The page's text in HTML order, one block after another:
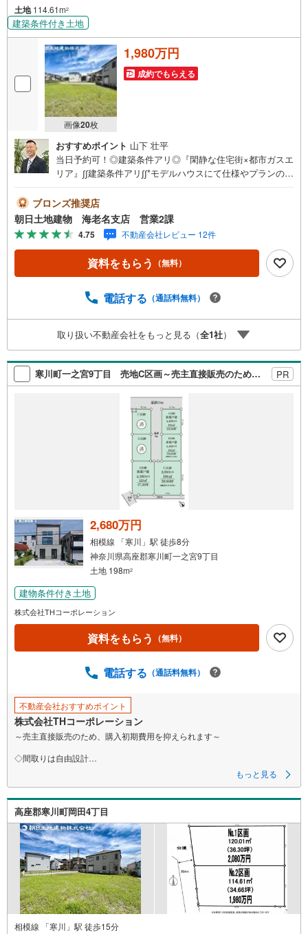
土地114.61m2
建築条件付き土地
画像20枚
1,980万円
成約でもらえる
おすすめポイント 山下 壮平
当日予約可！◎建築条件アリ◎『閑静な住宅街×都市ガスエ
リア』∫∫建築条件アリ∫∫*モデルハウスにて仕様やプランのお
路は車通りも少なく、生活環境良好な現地です*∫∫都市ガス
エリア∫∫*日々のランニングコストを抑えられる、人気の都
市ガスエリアです*【*地域密着を合言葉に1985年創業*】私
共、朝日土地建物グループは東京都・神奈川県・埼玉県で1
3店舗展開しております！ご相談は朝日土地建物（株）海老
名支店営業2課まで！
ブロンズ推奨店
朝日土地建物 海老名支店 営業2課
4.75 不動産会社レビュー 12件
資料をもらう （無料）
電話する （通話料無料）
取り扱い不動産会社をもっと見る（全1社）
寒川町一之宮9丁目 売地C区画～売主直接販売のため、購入初期費用を抑えられます～ PR
2,680万円
相模線 「寒川」駅 徒歩8分
神奈川県高座郡寒川町一之宮9丁目
土地 198m2
建物条件付き土地
株式会社THコーポレーション
資料をもらう （無料）
電話する （通話料無料）
不動産会社おすすめポイント
株式会社THコーポレーション
～売主直接販売のため、購入初期費用を抑えられます～
◇間取りは自由設計
【当日見学も相談可】まずは資料だけ、現地待ち合わせのご案内も大歓迎
です♪
▼ 弊社売主・限定物件も多数あり ▼
・エリア特化の豊富な実績！自社物件も多数取扱あり
・地域密着の豊富な情報量で住まい探しをサポート！
・見学や資料請求はお気軽にどうぞ♪
▼ 他社掲載の物件もまとめてご紹介可 ▼
・効率よく複数を比較見学したい方、お任せください！
・ワンストップで比較検討！資金計画から丁寧に対応します。
▼ まずは話を聞いてみたい方も歓迎 ▼
もっと見る
高座郡寒川町岡田4丁目
相模線 「寒川」駅 徒歩15分